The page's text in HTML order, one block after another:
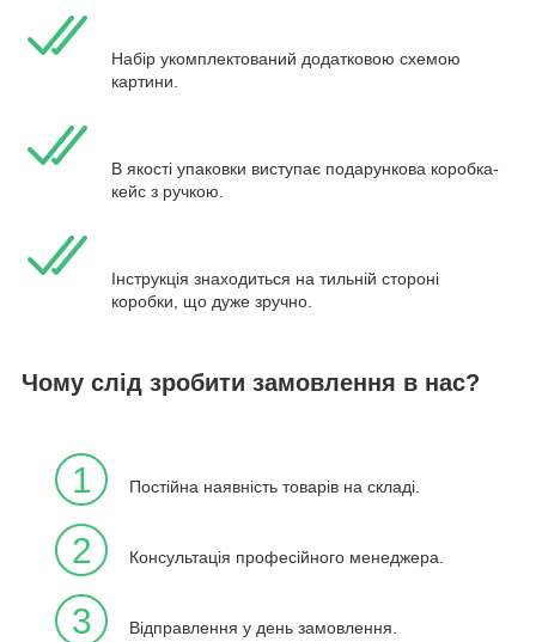
Набір укомплектований додатковою схемою
картини.
В якості упаковки виступає подарункова коробка-
кейс з ручкою.
Інструкція знаходиться на тильній стороні
коробки, що дуже зручно.
Чому слід зробити замовлення в нас?
1 Постійна наявність товарів на складі.
2 Консультація професійного менеджера.
3 Відправлення у день замовлення.